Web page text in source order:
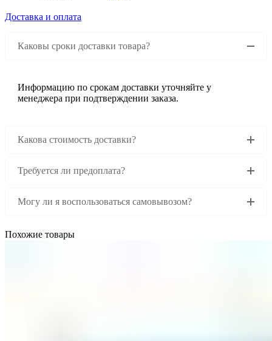
Доставка и оплата
Каковы сроки доставки товара?
Информацию по срокам доставки уточняйте у
менеджера при подтверждении заказа.
Какова стоимость доставки?
Требуется ли предоплата?
Могу ли я воспользоваться самовывозом?
Похожие товары